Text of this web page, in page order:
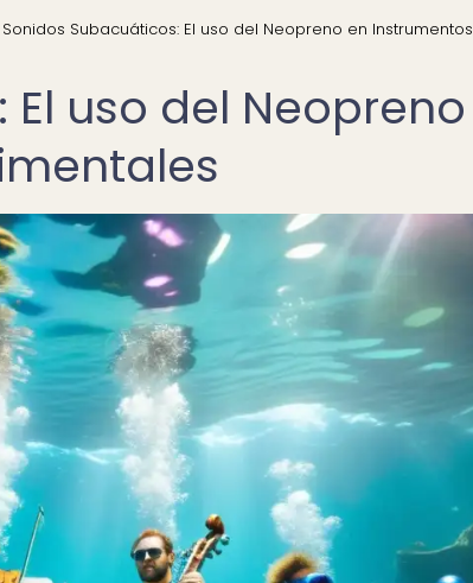
Sonidos Subacuáticos: El uso del Neopreno en Instrumentos
uso del Neopreno